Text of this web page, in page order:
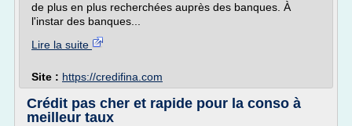
de plus en plus recherchées auprès des banques. À
l'instar des banques...
Lire la suite
Site : https://credifina.com
Crédit pas cher et rapide pour la conso à
meilleur taux